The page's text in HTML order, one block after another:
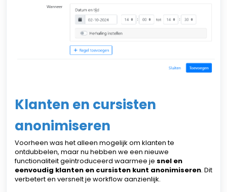
Klanten en cursisten
anonimiseren
Voorheen was het alleen mogelijk om klanten te
ontdubbelen, maar nu hebben we een nieuwe
functionaliteit geïntroduceerd waarmee je snel en
eenvoudig klanten en cursisten kunt anonimiseren. Dit
verbetert en versnelt je workflow aanzienlijk.